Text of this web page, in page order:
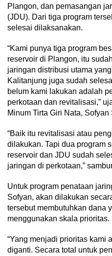
Plangon, dan pemasangan
(JDU). Dari tiga program
selesai dilaksanakan.
“Kami punya tiga program
reservoir di Plangon, itu
jaringan distribusi utama
Kalitanjung juga sudah
belum kami lakukan adalah
perkotaan dan revitalisasi,”
Minum Tirta Giri Nata,
“Baik itu revitalisasi atau
dilakukan. Tapi dua program
reservoir dan JDU sudah
jaringan di perkotaan,”
Untuk program penataan
Sofyan, akan dilakukan
tersebut membutuhkan dana
menggunakan skala prioritas.
“Yang menjadi prioritas kami
diganti. Secara total untuk